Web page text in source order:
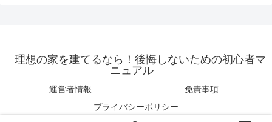
理想の家を建てるなら！後悔しないための初心者マ
ニュアル
運営者情報
免責事項
プライバシーポリシー